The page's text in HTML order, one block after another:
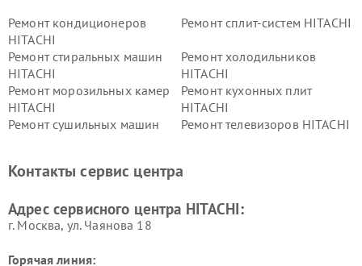
Ремонт кондиционеров
HITACHI
Ремонт сплит-систем HITACHI
Ремонт стиральных машин
HITACHI
Ремонт холодильников
HITACHI
Ремонт морозильных камер
HITACHI
Ремонт кухонных плит
HITACHI
Ремонт сушильных машин
Ремонт телевизоров HITACHI
данных HITACHI
HITACHI
HITACHI
HITACHI
Контакты сервис центра
Адрес сервисного центра HITACHI:
г. Москва, ул. Чаянова 18
Горячая линия: